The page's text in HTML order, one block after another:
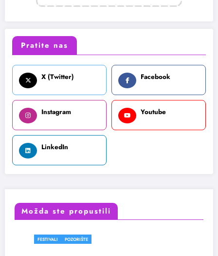
Pratite nas
X (Twitter) Facebook
Instagram Youtube
LinkedIn
Možda ste propustili
FESTIVALI POZORIŠTE